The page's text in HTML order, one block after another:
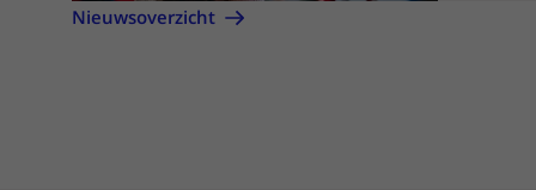
Nieuwsoverzicht